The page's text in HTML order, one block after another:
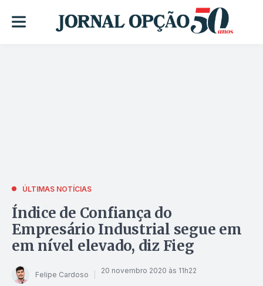
ÚLTIMAS NOTÍCIAS
Índice de Confiança do
Empresário Industrial segue em
em nível elevado, diz Fieg
Felipe Cardoso 20 novembro 2020 às 11h22